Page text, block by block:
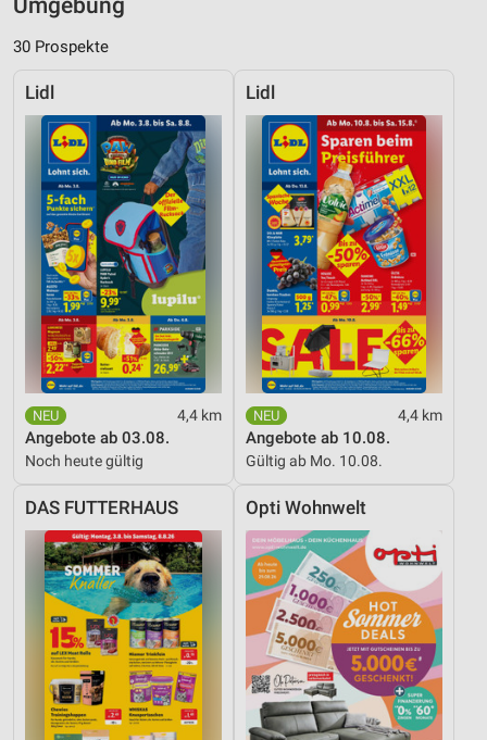
Umgebung
30 Prospekte
Lidl
4,4 km
Angebote ab 03.08.
Noch heute gültig
Lidl
4,4 km
Angebote ab 10.08.
Gültig ab Mo. 10.08.
DAS FUTTERHAUS Opti Wohnwelt